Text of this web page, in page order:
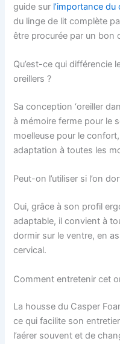
guide sur l’importance
du linge de lit complète
être procurée par un bon
Qu’est-ce qui différencie
oreillers ?
Sa conception ‘oreiller
à mémoire ferme pour le
moelleuse pour le
adaptation à toutes les
Peut-on l’utiliser si l’on
Oui, grâce à son profil
adaptable, il convient à
dormir sur le ventre, en
cervical.
Comment entretenir cet
La housse du Casper
ce qui facilite son
l’aérer souvent et de